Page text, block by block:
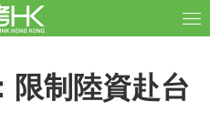
限制陸資赴台